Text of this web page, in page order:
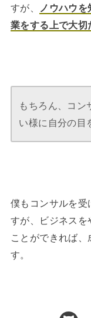
すが、
ノウハウ
業をする上で大切
もちろん、コン
い様に自分の目
僕もコンサルを受
すが、ビジネスを
ことができれば、
す。